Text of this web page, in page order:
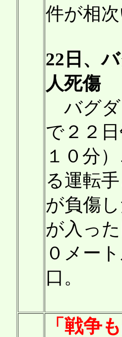
件が相次
22日、
人死傷
バグダ
で２２
１０分
る運転
が負傷
が入っ
０メー
口。
「戦争